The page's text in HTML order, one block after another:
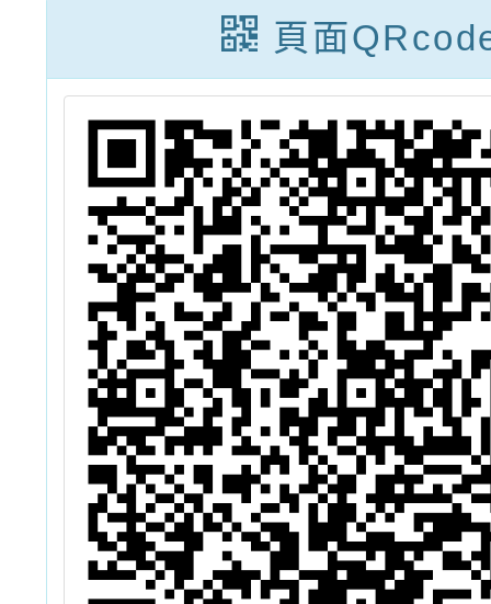
「第二十三期中
學人才培育計
畫」
畫-科
專長
師增
頁面